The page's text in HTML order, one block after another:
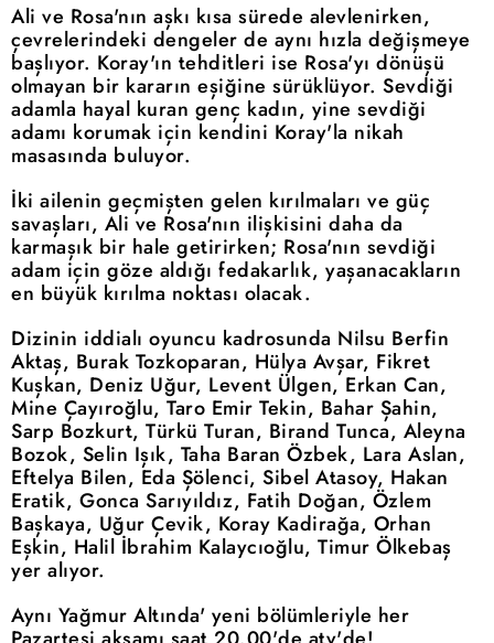
Ali ve Rosa'nın aşkı kısa sürede alevlenirken,
çevrelerindeki dengeler de aynı hızla değişmeye
başlıyor. Koray'ın tehditleri ise Rosa'yı dönüşü
olmayan bir kararın eşiğine sürüklüyor. Sevdiği
adamla hayal kuran genç kadın, yine sevdiği
adamı korumak için kendini Koray'la nikah
masasında buluyor.
İki ailenin geçmişten gelen kırılmaları ve güç
savaşları, Ali ve Rosa'nın ilişkisini daha da
karmaşık bir hale getirirken; Rosa'nın sevdiği
adam için göze aldığı fedakarlık, yaşanacakların
en büyük kırılma noktası olacak.
Dizinin iddialı oyuncu kadrosunda Nilsu Berfin
Aktaş, Burak Tozkoparan, Hülya Avşar, Fikret
Kuşkan, Deniz Uğur, Levent Ülgen, Erkan Can,
Mine Çayıroğlu, Taro Emir Tekin, Bahar Şahin,
Sarp Bozkurt, Türkü Turan, Birand Tunca, Aleyna
Bozok, Selin Işık, Taha Baran Özbek, Lara Aslan,
Eftelya Bilen, Eda Şölenci, Sibel Atasoy, Hakan
Eratik, Gonca Sarıyıldız, Fatih Doğan, Özlem
Başkaya, Uğur Çevik, Koray Kadirağa, Orhan
Eşkin, Halil İbrahim Kalaycıoğlu, Timur Ölkebaş
yer alıyor.
Aynı Yağmur Altında' yeni bölümleriyle her